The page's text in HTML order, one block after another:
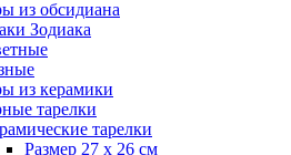
из обсидиана
Зодиака
из керамики
тарелки
тарелки
Размер 27 х 26 см